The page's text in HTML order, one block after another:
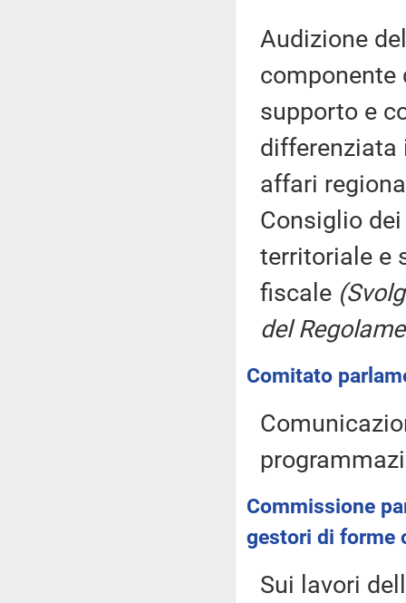
Audizione
componente
supporto e
differenziata
affari
Consiglio
territoriale e
fiscale
del
Comitato
Commissione
gestori di forme
Sui lavori